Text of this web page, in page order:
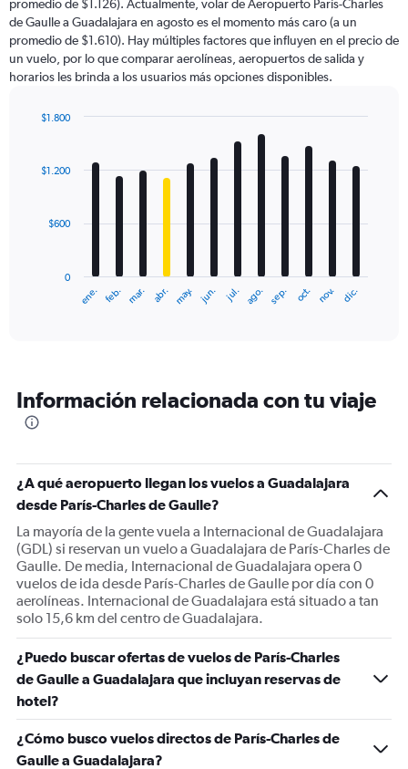
chart
has
1
Y
axis
values.
to
promedio de $1.126). Actualmente, volar de Aeropuerto París-Charles
de Gaulle a Guadalajara en agosto es el momento más caro (a un
promedio de $1.610). Hay múltiples factores que influyen en el precio de
un vuelo, por lo que comparar aerolíneas, aeropuertos de salida y
horarios les brinda a los usuarios más opciones disponibles.
with
12
The
categories.
The
Y
axis
displaying
values.
Range:
0
to
1800.
ene. feb. mar. abr. may. jun. jul. ago. sep. oct. nov. dic.
0
$600
$1.200
$1.800
Información relacionada con tu viaje
¿A qué aeropuerto llegan los vuelos a Guadalajara
desde París-Charles de Gaulle?
La mayoría de la gente vuela a Internacional de Guadalajara
(GDL) si reservan un vuelo a Guadalajara de París-Charles de
Gaulle. De media, Internacional de Guadalajara opera 0
vuelos de ida desde París-Charles de Gaulle por día con 0
aerolíneas. Internacional de Guadalajara está situado a tan
solo 15,6 km del centro de Guadalajara.
¿Puedo buscar ofertas de vuelos de París-Charles
de Gaulle a Guadalajara que incluyan reservas de
hotel?
¿Cómo busco vuelos directos de París-Charles de
Gaulle a Guadalajara?